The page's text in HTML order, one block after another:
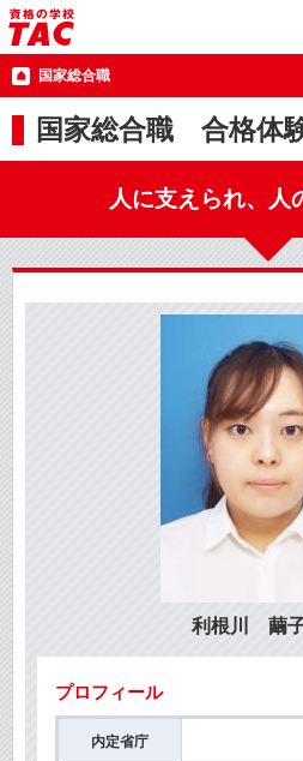
国家総合職
国家総合職 合格体
人に支えられ、人
利根川 繭
プロフィール
内定省庁